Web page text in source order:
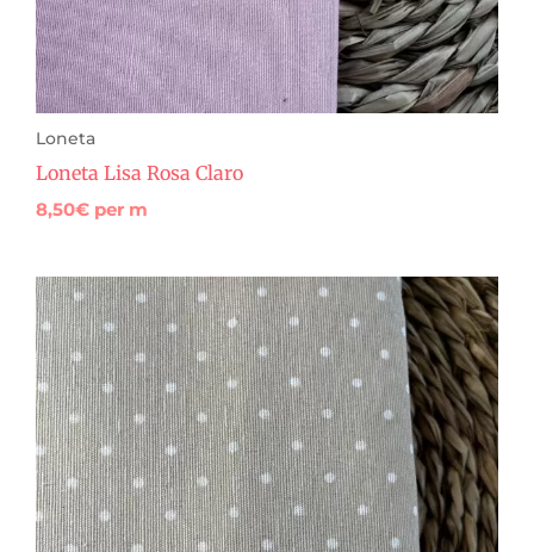
Loneta
Loneta Lisa Rosa Claro
8,50€ per m